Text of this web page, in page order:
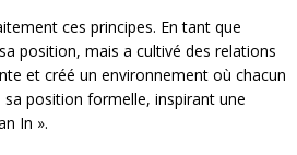
ces principes. En tant que
position, mais a cultivé des relations
et créé un environnement où chacun
sa position formelle, inspirant une
In ».